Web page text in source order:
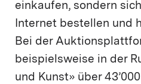
einkaufen, sondern
Internet bestellen und
Bei der
beispielsweise in der
und Kunst» über